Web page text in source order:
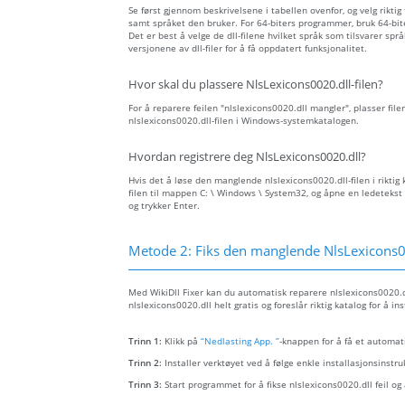
Se først gjennom beskrivelsene i tabellen ovenfor, og velg
samt språket den bruker. For 64-biters programmer, bruk 64-
Det er best å velge de dll-filene hvilket språk som tilsvarer
versjonene av dll-filer for å få oppdatert funksjonalitet.
Hvor skal du plassere NlsLexicons0020.dll-filen?
For å reparere feilen "nlslexicons0020.dll mangler", plasser
nlslexicons0020.dll-filen i Windows-systemkatalogen.
Hvordan registrere deg NlsLexicons0020.dll?
Hvis det å løse den manglende nlslexicons0020.dll-filen i
filen til mappen C: \ Windows \ System32, og åpne en
og trykker Enter.
Metode 2: Fiks den manglende
Med WikiDll Fixer kan du automatisk reparere
nlslexicons0020.dll helt gratis og foreslår riktig katalog for å
Trinn 1: Klikk på “Nedlasting App. ”-knappen for å få et
Trinn 2: Installer verktøyet ved å følge enkle
Trinn 3: Start programmet for å fikse nlslexicons0020.dll feil